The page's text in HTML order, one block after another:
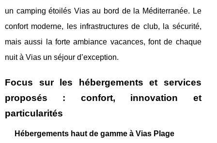
un camping étoilés Vias au bord de la Méditerranée. Le
confort moderne, les infrastructures de club, la sécurité,
mais aussi la forte ambiance vacances, font de chaque
nuit à Vias un séjour d’exception.
Focus sur les hébergements et services
proposés : confort, innovation et
particularités
Hébergements haut de gamme à Vias Plage